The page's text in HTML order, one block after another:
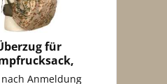
für
neu
nach Anmeldung